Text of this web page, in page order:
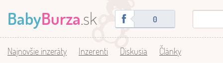
BabyBurza.sk 0
Najnovšie inzeráty Inzerenti Diskusia Články